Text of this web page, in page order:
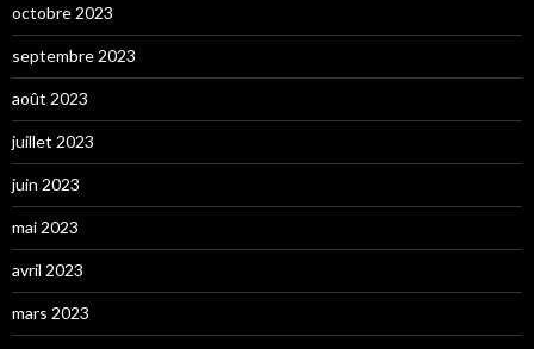
octobre 2023
septembre 2023
août 2023
juillet 2023
juin 2023
mai 2023
avril 2023
mars 2023